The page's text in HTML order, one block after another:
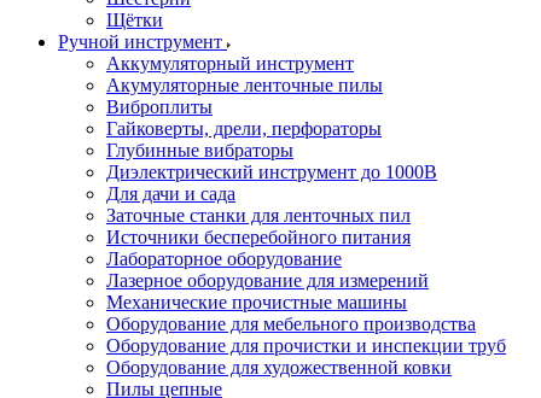
Щётки
Ручной инструмент
Аккумуляторный инструмент
Акумуляторные ленточные пилы
Виброплиты
Гайковерты, дрели, перфораторы
Глубинные вибраторы
Диэлектрический инструмент до 1000В
Для дачи и сада
Заточные станки для ленточных пил
Источники бесперебойного питания
Лабораторное оборудование
Лазерное оборудование для измерений
Механические прочистные машины
Оборудование для мебельного производства
Оборудование для прочистки и инспекции труб
Оборудование для художественной ковки
Пилы цепные